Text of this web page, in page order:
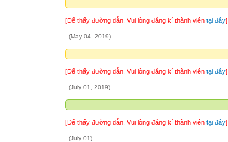
[Để thấy đường dẫn. Vui lòng đăng kí thành viêntại đây]
(May 04, 2019)
[Để thấy đường dẫn. Vui lòng đăng kí thành viêntại đây]
(July 01, 2019)
[Để thấy đường dẫn. Vui lòng đăng kí thành viêntại đây]
(July 01)